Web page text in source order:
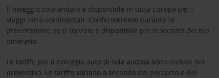
Il noleggio sola andata è disponibile in tutta Europa per i
viaggi intra-continentali. Confermeremo durante la
prenotazione, se il servizio è disponibile per le località del tuo
itinerario.
Le tariffe per il noleggio auto di sola andata sono incluse nel
preventivo. Le tariffe variano a seconda del percorso e del